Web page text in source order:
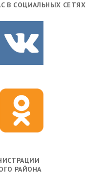
В СОЦИАЛЬНЫХ СЕТЯХ
РАЙОНА